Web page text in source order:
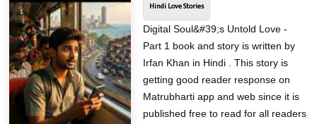
Hindi Love Stories
Digital Soul&#39;s Untold Love -
Part 1 book and story is written by
Irfan Khan in Hindi . This story is
getting good reader response on
Matrubharti app and web since it is
published free to read for all readers